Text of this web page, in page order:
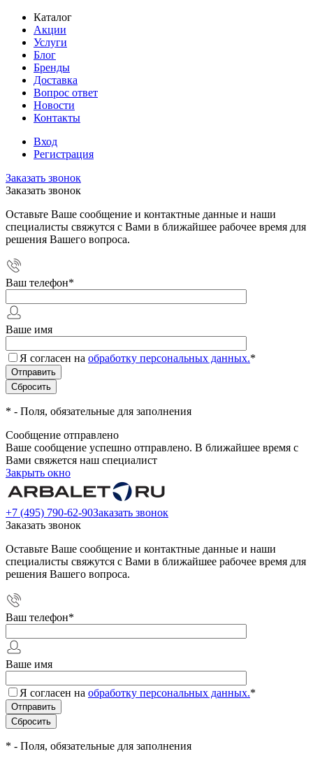
Каталог
Акции
Услуги
Блог
Бренды
Доставка
Вопрос ответ
Новости
Контакты
Вход
Регистрация
Заказать звонок
Заказать звонок
Оставьте Ваше сообщение и контактные данные и наши
специалисты свяжутся с Вами в ближайшее рабочее время для
решения Вашего вопроса.
Ваш телефон*
Ваше имя
Я согласен на обработку персональных данных.*
* - Поля, обязательные для заполнения
Сообщение отправлено
Ваше сообщение успешно отправлено. В ближайшее время с
Вами свяжется наш специалист
Закрыть окно
+7 (495) 790-62-90Заказать звонок
Заказать звонок
Оставьте Ваше сообщение и контактные данные и наши
специалисты свяжутся с Вами в ближайшее рабочее время для
решения Вашего вопроса.
Ваш телефон*
Ваше имя
Я согласен на обработку персональных данных.*
* - Поля, обязательные для заполнения